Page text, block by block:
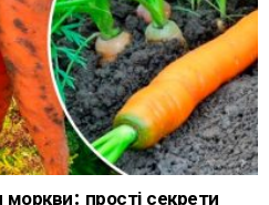
моркви: прості секрети